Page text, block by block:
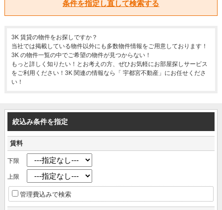
条件を指定し直して検索する
3K 賃貸の物件をお探しですか？
当社では掲載している物件以外にも多数物件情報をご用意しております！
3K の物件一覧の中でご希望の物件が見つからない！
もっと詳しく知りたい！とお考えの方、ぜひお気軽にお部屋探しサービス
をご利用ください！3K 関連の情報なら「 宇都宮不動産」にお任せくださ
い！
絞込み条件を指定
賃料
下限
上限
管理費込みで検索